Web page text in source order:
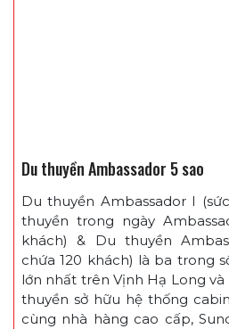
Du thuyền Ambassador 5 sao
Du thuyền Ambassador I
thuyền trong ngày
khách) & Du thuyền
chứa 120 khách) là ba trong
lớn nhất trên Vịnh Hạ Long và
thuyền sở hữu hệ thống
cùng nhà hàng cao cấp,